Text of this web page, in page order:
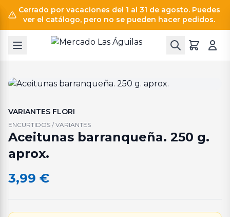
Cerrado por vacaciones del 1 al 31 de agosto. Puedes
ver el catálogo, pero no se pueden hacer pedidos.
VARIANTES FLORI
ENCURTIDOS / VARIANTES
Aceitunas barranqueña. 250 g.
aprox.
3,99 €